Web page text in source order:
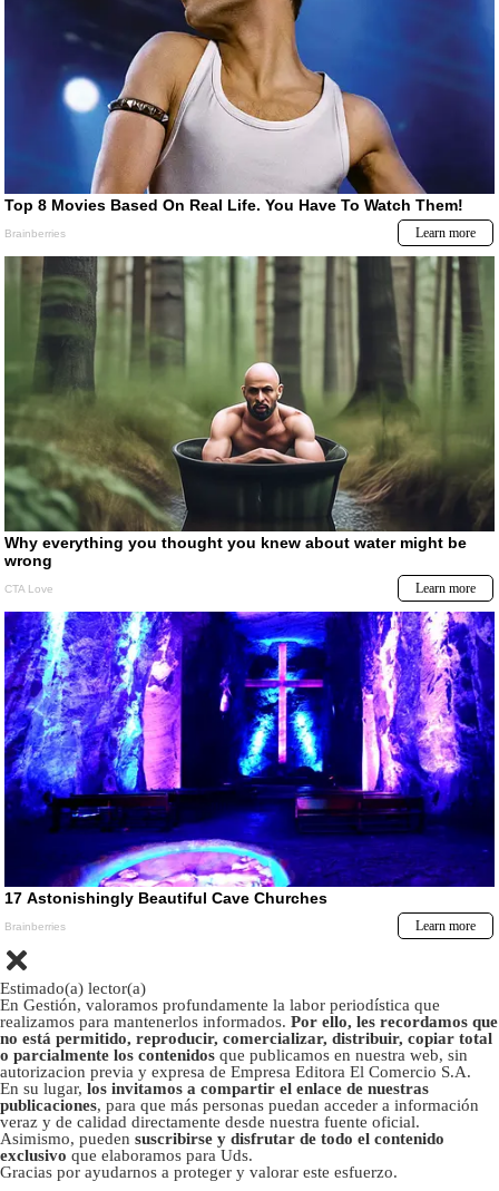
Estimado(a) lector(a)
En Gestión, valoramos profundamente la labor periodística que
realizamos para mantenerlos informados. Por ello, les recordamos que
no está permitido, reproducir, comercializar, distribuir, copiar total
o parcialmente los contenidos que publicamos en nuestra web, sin
autorizacion previa y expresa de Empresa Editora El Comercio S.A.
En su lugar, los invitamos a compartir el enlace de nuestras
publicaciones, para que más personas puedan acceder a información
veraz y de calidad directamente desde nuestra fuente oficial.
Asimismo, pueden suscribirse y disfrutar de todo el contenido
exclusivo que elaboramos para Uds.
Gracias por ayudarnos a proteger y valorar este esfuerzo.